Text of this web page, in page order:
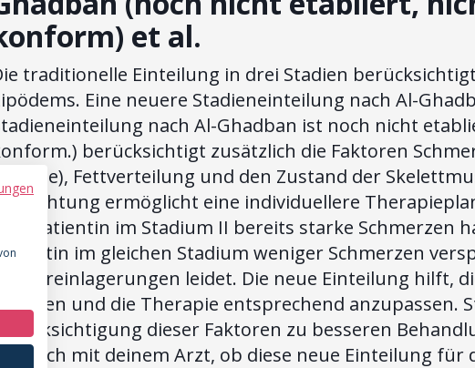
et al.
traditionelle Einteilung in drei Stadien
Eine neuere Stadieneinteilung nach Al-
nach Al-Ghadban ist noch nicht
berücksichtigt zusätzlich die Faktoren
(Ödeme), Fettverteilung und den Zustand der
ermöglicht eine individuellere
Patientin im Stadium II bereits starke Schmerzen
im gleichen Stadium weniger Schmerzen
Wassereinlagerungen leidet. Die neue Einteilung hilft,
und die Therapie entsprechend anzupassen.
Berücksichtigung dieser Faktoren zu besseren
Besprich mit deinem Arzt, ob diese neue Einteilung